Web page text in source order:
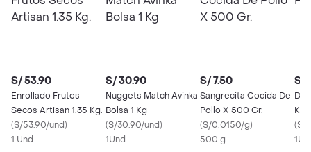
S/ 53.90
Enrollado Frutos
Secos Artisan 1.35 Kg.
(S/53.90/und)
1 Und
S/ 30.90
Nuggets Match Avinka
Bolsa 1 Kg
(S/30.90/und)
1Und
S/ 7.50
Sangrecita Cocida De
Pollo X 500 Gr.
(S/0.0150/g)
500 g
S/
Kg
(S/